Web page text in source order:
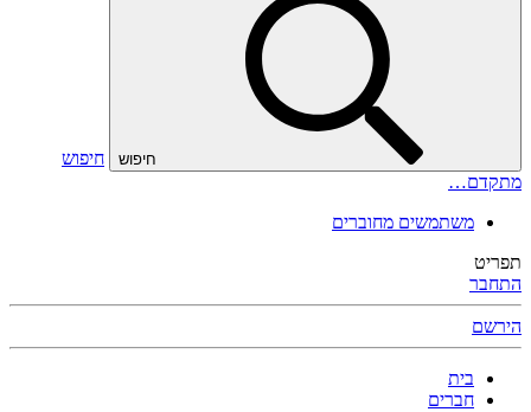
חיפוש
חיפוש
מתקדם…
משתמשים מחוברים
תפריט
התחבר
הירשם
בית
חברים